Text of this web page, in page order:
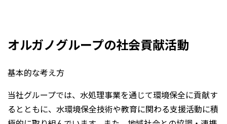
オルガノグループの社会貢献活動
基本的な考え方
当社グループでは、水処理事業を通じて環境保全に貢献す
るとともに、水環境保全技術や教育に関わる支援活動に積